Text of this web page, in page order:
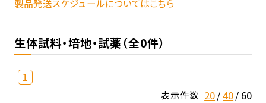
製品発送スケジュールについてはこちら
生体試料・培地・試薬（全0件）
1
表示件数 20 40 60